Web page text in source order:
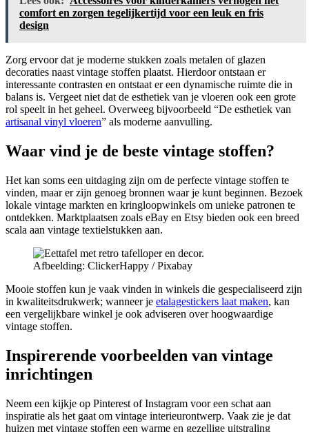
comfort en zorgen tegelijkertijd voor een leuk en fris
design
Zorg ervoor dat je moderne stukken zoals metalen of glazen
decoraties naast vintage stoffen plaatst. Hierdoor ontstaan er
interessante contrasten en ontstaat er een dynamische ruimte die in
balans is. Vergeet niet dat de esthetiek van je vloeren ook een grote
rol speelt in het geheel. Overweeg bijvoorbeeld “De esthetiek van
artisanal vinyl vloeren” als moderne aanvulling.
Waar vind je de beste vintage stoffen?
Het kan soms een uitdaging zijn om de perfecte vintage stoffen te
vinden, maar er zijn genoeg bronnen waar je kunt beginnen. Bezoek
lokale vintage markten en kringloopwinkels om unieke patronen te
ontdekken. Marktplaatsen zoals eBay en Etsy bieden ook een breed
scala aan vintage textielstukken aan.
Afbeelding: ClickerHappy / Pixabay
Mooie stoffen kun je vaak vinden in winkels die gespecialiseerd zijn
in kwaliteitsdrukwerk; wanneer je etalagestickers laat maken, kan
een vergelijkbare winkel je ook adviseren over hoogwaardige
vintage stoffen.
Inspirerende voorbeelden van vintage
inrichtingen
Neem een kijkje op Pinterest of Instagram voor een schat aan
inspiratie als het gaat om vintage interieurontwerp. Vaak zie je dat
huizen met vintage stoffen een warme en gezellige uitstraling